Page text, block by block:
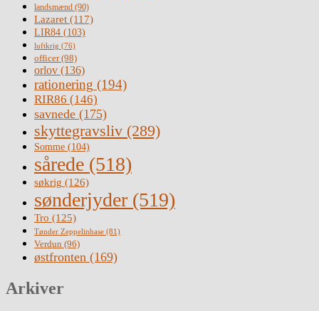
landsmænd (90)
Lazaret (117)
LIR84 (103)
luftkrig (76)
officer(98)
orlov (136)
rationering (194)
RIR86 (146)
savnede (175)
skyttegravsliv (289)
Somme (104)
sårede (518)
søkrig (126)
sønderjyder (519)
Tro (125)
Tønder Zeppelinbase (81)
Verdun (96)
østfronten (169)
Arkiver